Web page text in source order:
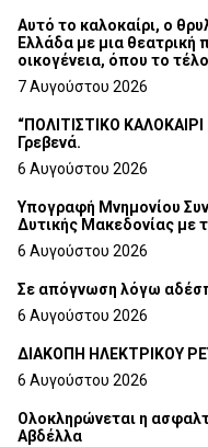
Αυτό το καλοκαίρι, ο
Ελλάδα με μια θεατρική
οικογένεια,
7 Αυγούστου 2026
“ΠΟΛΙΤΙΣΤΙΚΟ ΚΑΛΟΚΑΙΡΙ
Γρεβενά.
6 Αυγούστου 2026
Υπογραφή Μνημονίου
Δυτικής Μακεδονίας με
6 Αυγούστου 2026
Σε απόγνωση λόγω
6 Αυγούστου 2026
ΔΙΑΚΟΠΗ ΗΛΕΚΤΡΙΚΟΥ
6 Αυγούστου 2026
Ολοκληρώνεται η
Αβδέλλα